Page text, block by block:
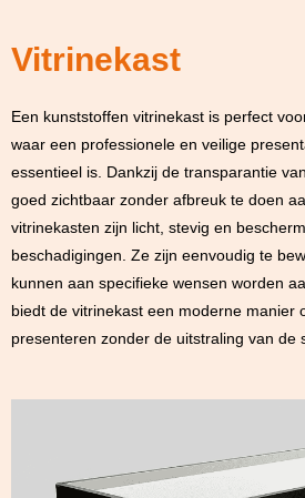
Vitrinekast
Een kunststoffen vitrinekast is perfect
waar een professionele en veilige
essentieel is. Dankzij de transparantie
goed zichtbaar zonder afbreuk te doen
vitrinekasten zijn licht, stevig en
beschadigingen. Ze zijn eenvoudig te
kunnen aan specifieke wensen worden
biedt de vitrinekast een moderne manier
presenteren zonder de uitstraling van de